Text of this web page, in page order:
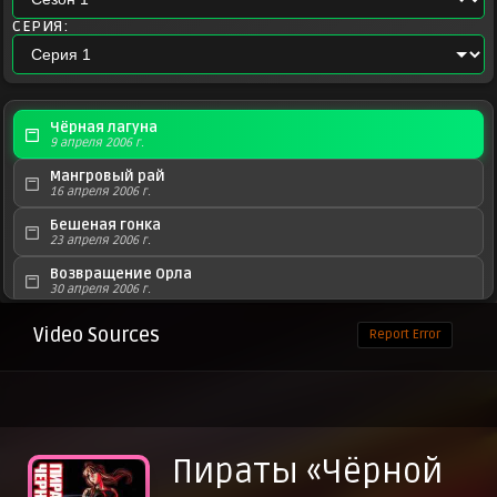
СЕРИЯ:
Чёрная лагуна
9 апреля 2006 г.
Мангровый рай
16 апреля 2006 г.
Бешеная гонка
23 апреля 2006 г.
Возвращение Орла
30 апреля 2006 г.
Орёл на охоте и охота на Орла. Падение Орла
7 мая 2006 г.
Большой переполох
28 мая 2006 г.
Video Sources Report Error
Пираты «Чёрной